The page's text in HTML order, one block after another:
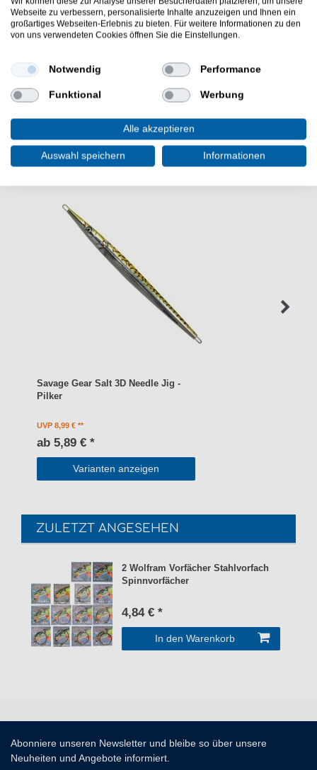
sind extrem beliebt bei unseren Kunden.
Verwenden Sie zum Raubfischangeln Wolfram Vorfächer
WEITERE INTERESSANTE ARTIKEL
Savage Gear Salt 3D Needle Jig -
Pilker
UVP 8,99 €
ab 5,89 € *
Varianten anzeigen
ZULETZT ANGESEHEN
2 Wolfram Vorfächer Stahlvorfach
Spinnvorfächer
4,84 € *
In den Warenkorb
Abonniere unseren Newsletter und bleibe so über unsere
Neuheiten und Angebote informiert.
Webseite zu verbessern, personalisierte Inhalte anzuzeigen und Ihnen ein
großartiges Webseiten-Erlebnis zu bieten. Für weitere Informationen zu den
von uns verwendeten Cookies öffnen Sie die Einstellungen.
Notwendig Performance
Funktional Werbung
Alle akzeptieren
Auswahl speichern Informationen